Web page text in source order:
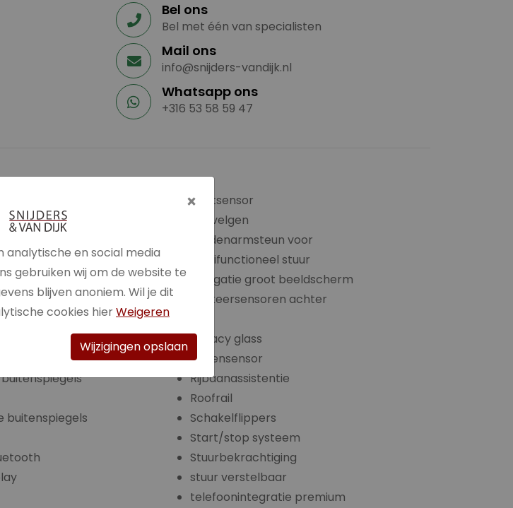
Bel ons
Bel met één van specialisten
Mail ons
info@snijders-vandijk.nl
Whatsapp ons
+316 53 58 59 47
(adaptief)
ramen achter
ramen voor
buitenspiegels
Lichtsensor
LM-velgen
Middenarmsteun voor
Multifunctioneel stuur
Navigatie groot beeldscherm
Parkeersensoren achter
Privacy glass
Regensensor
Rijbaanassistentie
Roofrail
Schakelflippers
Start/stop systeem
Stuurbekrachtiging
stuur verstelbaar
telefoonintegratie premium
×
analytische en social media
gebruiken wij om de website te
blijven anoniem. Wil je dit
cookies hierWeigeren
Wijzigingen opslaan